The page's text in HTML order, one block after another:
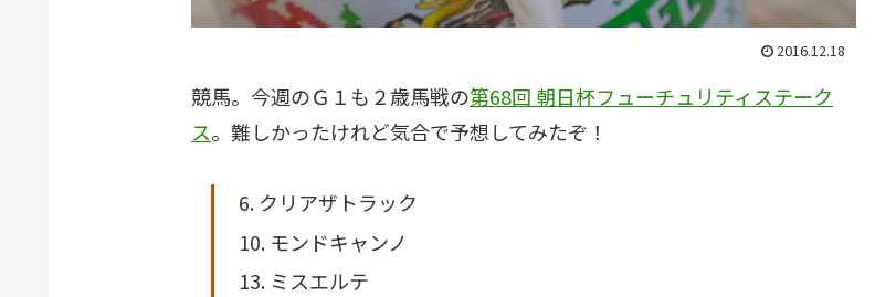
2016.12.18
競馬。今週のＧ１も２歳馬戦の第68回 朝日杯フューチュリティステーク
ス。難しかったけれど気合で予想してみたぞ！
6. クリアザトラック
10. モンドキャンノ
13. ミスエルテ